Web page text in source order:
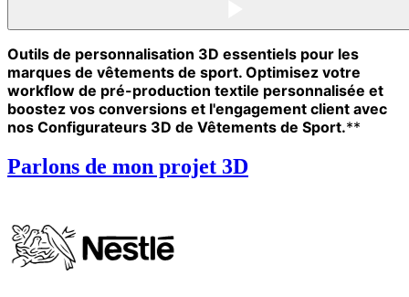
Outils de personnalisation 3D essentiels pour les
marques de vêtements de sport. Optimisez votre
workflow de pré-production textile personnalisée et
boostez vos conversions et l'engagement client avec
nos Configurateurs 3D de Vêtements de Sport.**
Parlons de mon projet 3D